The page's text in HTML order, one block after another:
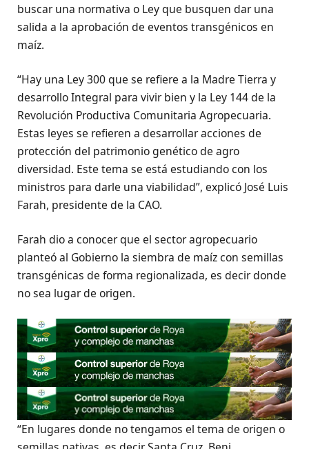
buscar una normativa o Ley que busquen dar una
salida a la aprobación de eventos transgénicos en
maíz.
“Hay una Ley 300 que se refiere a la Madre Tierra y
desarrollo Integral para vivir bien y la Ley 144 de la
Revolución Productiva Comunitaria Agropecuaria.
Estas leyes se refieren a desarrollar acciones de
protección del patrimonio genético de agro
diversidad. Este tema se está estudiando con los
ministros para darle una viabilidad”, explicó José Luis
Farah, presidente de la CAO.
Farah dio a conocer que el sector agropecuario
planteó al Gobierno la siembra de maíz con semillas
transgénicas de forma regionalizada, es decir donde
no sea lugar de origen.
“En lugares donde no tengamos el tema de origen o